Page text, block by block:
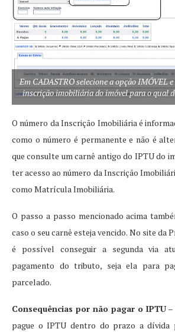
Em CADASTRO selecione a opção IMÓVEL
inscrição imobiliária do imóvel para o qual
O número da Inscrição Imobiliária é
como o número é permanente e não é
que consulte um carnê antigo do IPTU do
ter acesso ao número da Inscrição
como Matrícula Imobiliária.
O passo a passo mencionado acima
caso o seu carnê esteja vencido. No site da
é possível conseguir a segunda via
pagamento do tributo, seja ela para
parcelado.
Consequências por não pagar o IPTU –
pague o IPTU dentro do prazo a dívida